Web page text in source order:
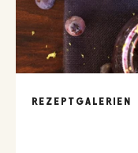
REZEPTGALERIEN